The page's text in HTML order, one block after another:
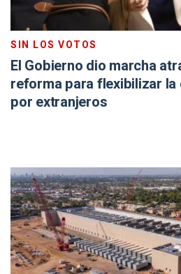
SIN LOS VOTOS
El Gobierno dio marcha
reforma para flexibilizar
por extranjeros